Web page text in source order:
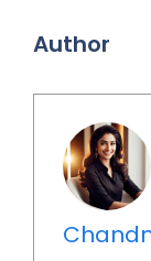
Author